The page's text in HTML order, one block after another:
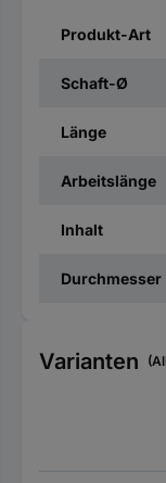
Produkt-Art
Schaft-Ø
Länge
Arbeitslänge
Inhalt
Durchmesser
Varianten